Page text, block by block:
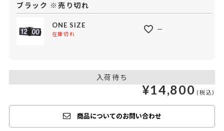
ブラック ※売り切れ
ONE SIZE
在庫切れ
—
入荷待ち
¥14,800
商品についてのお問い合わせ